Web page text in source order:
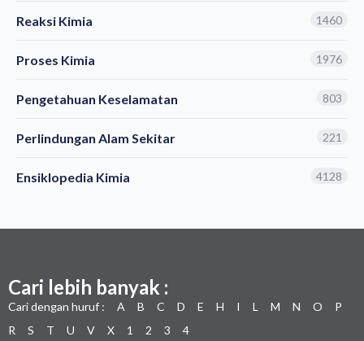
Reaksi Kimia 1460
Proses Kimia 1976
Pengetahuan Keselamatan 803
Perlindungan Alam Sekitar 221
Ensiklopedia Kimia 4128
Cari lebih banyak :
Cari dengan huruf : A B C D E H I L M N O
P
R
S T U V X 1 2 3 4